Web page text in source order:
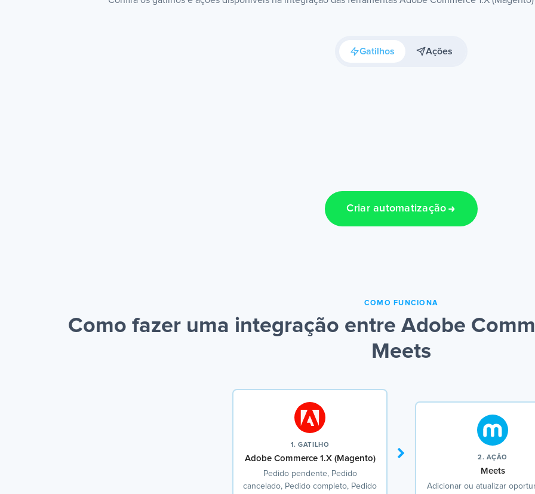
Gatilhos Ações
Criar automatização
COMO FUNCIONA
Como fazer uma integração entre Adobe
Meets
1. GATILHO
Adobe Commerce 1.X (Magento)
Pedido pendente, Pedido
cancelado, Pedido completo, Pedido
2. AÇÃO
Meets
Adicionar ou atualizar